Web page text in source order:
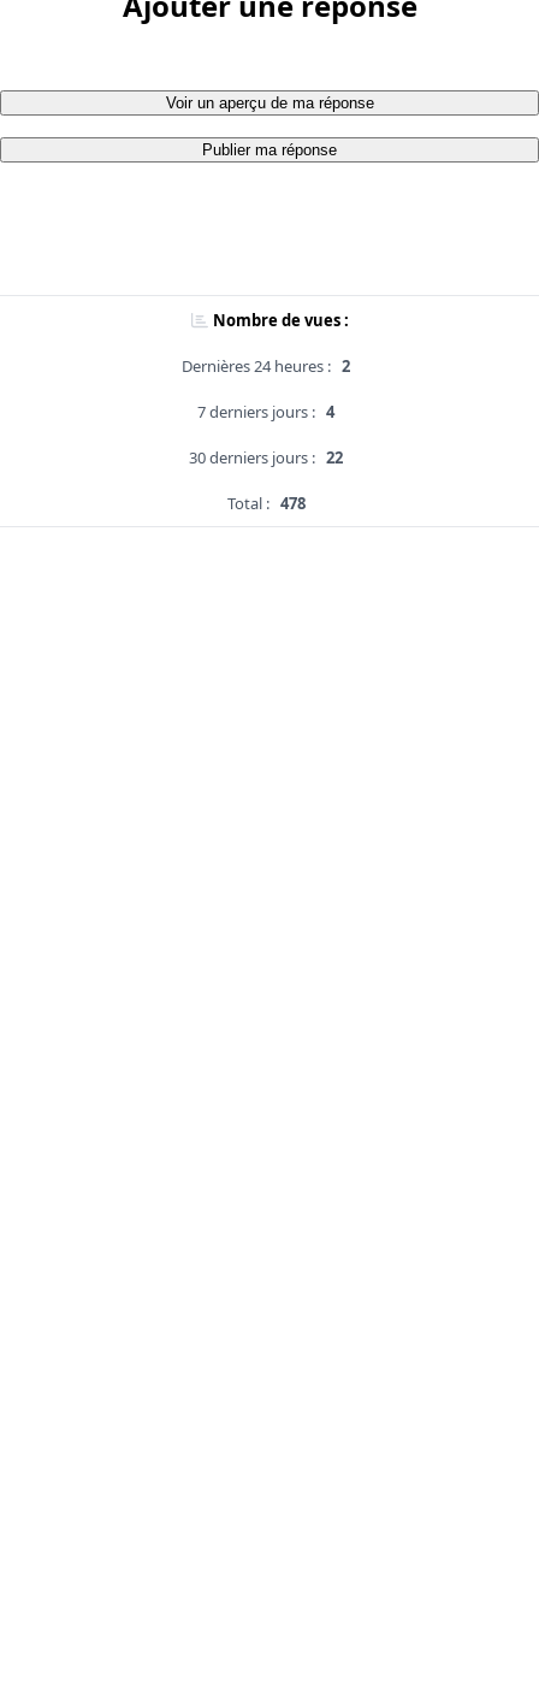
Voir un aperçu de ma réponse
Publier ma réponse
Nombre de vues :
Dernières 24 heures : 2
7 derniers jours : 4
30 derniers jours : 22
Total : 478